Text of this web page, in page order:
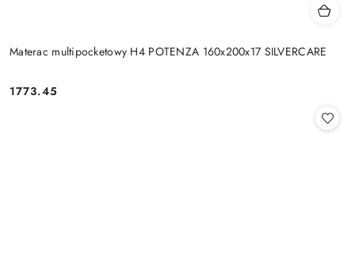
Materac multipocketowy H4 POTENZA 160x200x17 SILVERCARE
Cena:
1773.45